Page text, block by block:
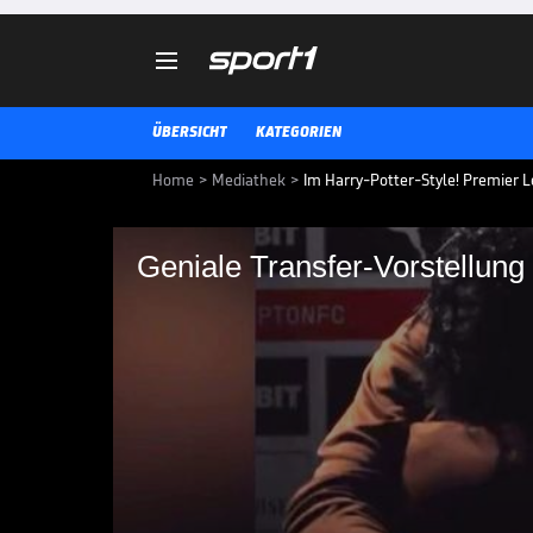

ÜBERSICHT KATEGORIEN
Home > Mediathek > Im Harry-Potter-Style! Premier
Geniale Transfer-Vorstellung
Geniale Transfer-
Es hatte sich in den
Ramsdale den FC Arsenal